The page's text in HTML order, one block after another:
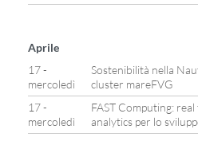
Aprile
17 -
mercoledì
Sostenibilità nella
cluster mareFVG
17 -
mercoledì
FAST Computing:
analytics per lo